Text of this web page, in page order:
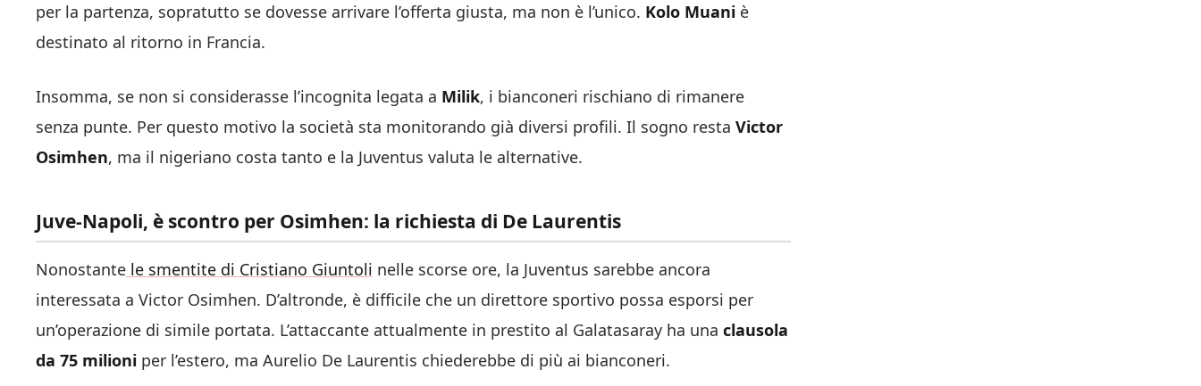
per la partenza, sopratutto se dovesse arrivare l’offerta giusta, ma non è l’unico. Kolo Muani è
destinato al ritorno in Francia.
Insomma, se non si considerasse l’incognita legata a Milik, i bianconeri rischiano di rimanere
senza punte. Per questo motivo la società sta monitorando già diversi profili. Il sogno resta Victor
Osimhen, ma il nigeriano costa tanto e la Juventus valuta le alternative.
Juve-Napoli, è scontro per Osimhen: la richiesta di De Laurentis
Nonostante le smentite di Cristiano Giuntoli nelle scorse ore, la Juventus sarebbe ancora
interessata a Victor Osimhen. D’altronde, è difficile che un direttore sportivo possa esporsi per
un’operazione di simile portata. L’attaccante attualmente in prestito al Galatasaray ha una clausola
da 75 milioni per l’estero, ma Aurelio De Laurentis chiederebbe di più ai bianconeri.